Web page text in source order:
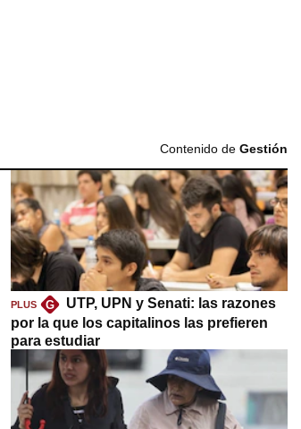
Contenido de Gestión
PLUS G
UTP, UPN y Senati: las razones
por la que los capitalinos las prefieren
para estudiar